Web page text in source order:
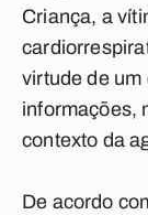
Criança, a
virtude de um
informações,
contexto da
De acordo